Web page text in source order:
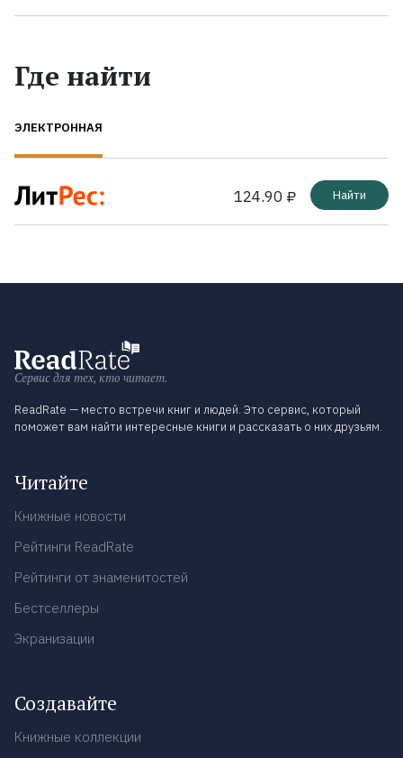
Где найти
ЭЛЕКТРОННАЯ
124.90 ₽ Найти
Сервис для тех, кто читает.
ReadRate — место встречи книг и людей. Это сервис, который
поможет вам найти интересные книги и рассказать о них друзьям.
Читайте
Книжные новости
Рейтинги ReadRate
Рейтинги от знаменитостей
Бестселлеры
Экранизации
Создавайте
Книжные коллекции